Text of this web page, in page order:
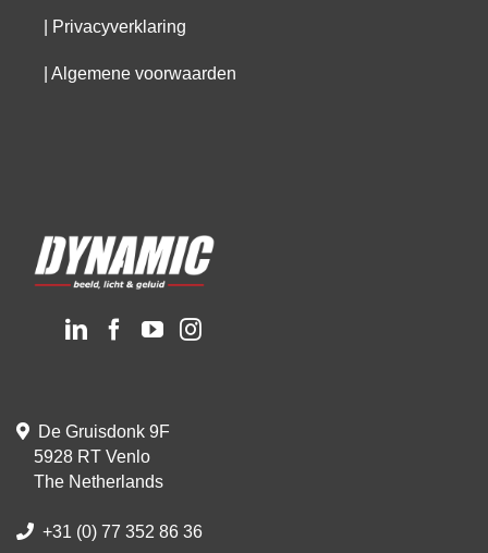
Privacyverklaring
Algemene voorwaarden
De Gruisdonk 9F
5928 RT Venlo
The Netherlands
+31 (0) 77 352 86 36